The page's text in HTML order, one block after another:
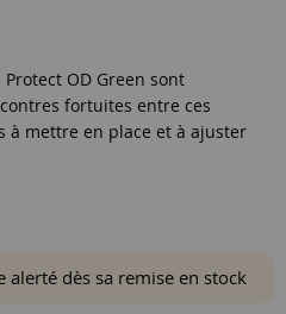
OD Green sont
fortuites entre ces
à mettre en place et à ajuster
dès sa remise en stock